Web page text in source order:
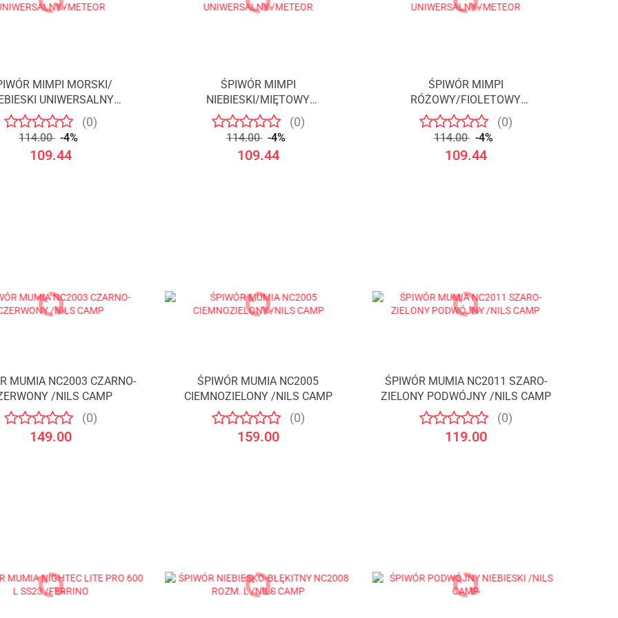
MIMPI MORSKI/
UNIWERSALNY
/METEOR
(0)
114.00 -4%
109.44
ŚPIWÓR MIMPI
NIEBIESKI/MIĘTOWY
UNIWERSALNY /METEOR
(0)
114.00 -4%
109.44
ŚPIWÓR MIMPI
RÓŻOWY/FIOLETOWY
UNIWERSALNY /METEOR
(0)
114.00 -4%
109.44
MUMIA NC2003 CZARNO-
/NILS CAMP
(0)
149.00
ŚPIWÓR MUMIA NC2005
CIEMNOZIELONY /NILS CAMP
(0)
159.00
ŚPIWÓR MUMIA NC2011 SZARO-
ZIELONY PODWÓJNY /NILS CAMP
(0)
119.00